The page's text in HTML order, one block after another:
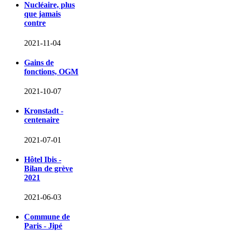
Nucléaire, plus
que jamais
contre
2021-11-04
Gains de
fonctions, OGM
2021-10-07
Kronstadt -
centenaire
2021-07-01
Hôtel Ibis -
Bilan de grève
2021
2021-06-03
Commune de
Paris - Jipé